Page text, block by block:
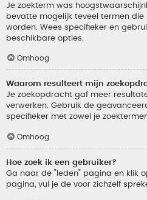
Je zoekterm was
bevatte mogelijk teveel termen die
worden. Wees specifieker en
beschikbare opties.
Omhoog
Waarom resulteert mijn
Je zoekopdracht gaf meer
verwerken. Gebruik de
specifieker met zowel je
Omhoog
Hoe zoek ik een gebruiker?
Ga naar de "leden" pagina en klik
pagina, vul je de voor zichzelf